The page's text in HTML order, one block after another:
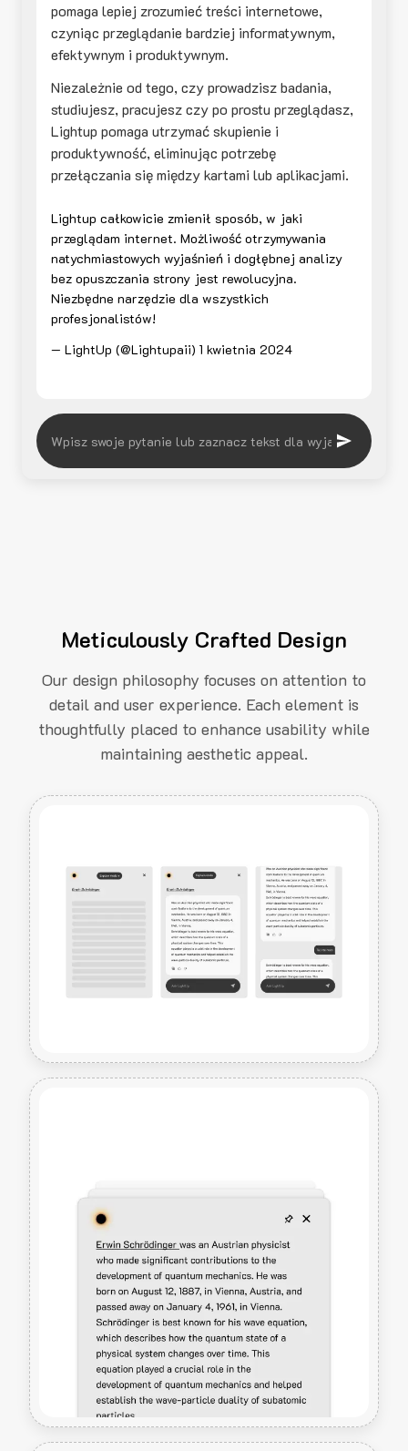
pomaga lepiej zrozumieć treści internetowe,
czyniąc przeglądanie bardziej informatywnym,
efektywnym i produktywnym.
Niezależnie od tego, czy prowadzisz badania,
studiujesz, pracujesz czy po prostu przeglądasz,
Lightup pomaga utrzymać skupienie i
produktywność, eliminując potrzebę
przełączania się między kartami lub aplikacjami.
Lightup całkowicie zmienił sposób, w jaki
przeglądam internet. Możliwość otrzymywania
natychmiastowych wyjaśnień i dogłębnej analizy
bez opuszczania strony jest rewolucyjna.
Niezbędne narzędzie dla wszystkich
profesjonalistów!
— LightUp (@Lightupaii) 1 kwietnia 2024
Meticulously Crafted Design
Our design philosophy focuses on attention to
detail and user experience. Each element is
thoughtfully placed to enhance usability while
maintaining aesthetic appeal.